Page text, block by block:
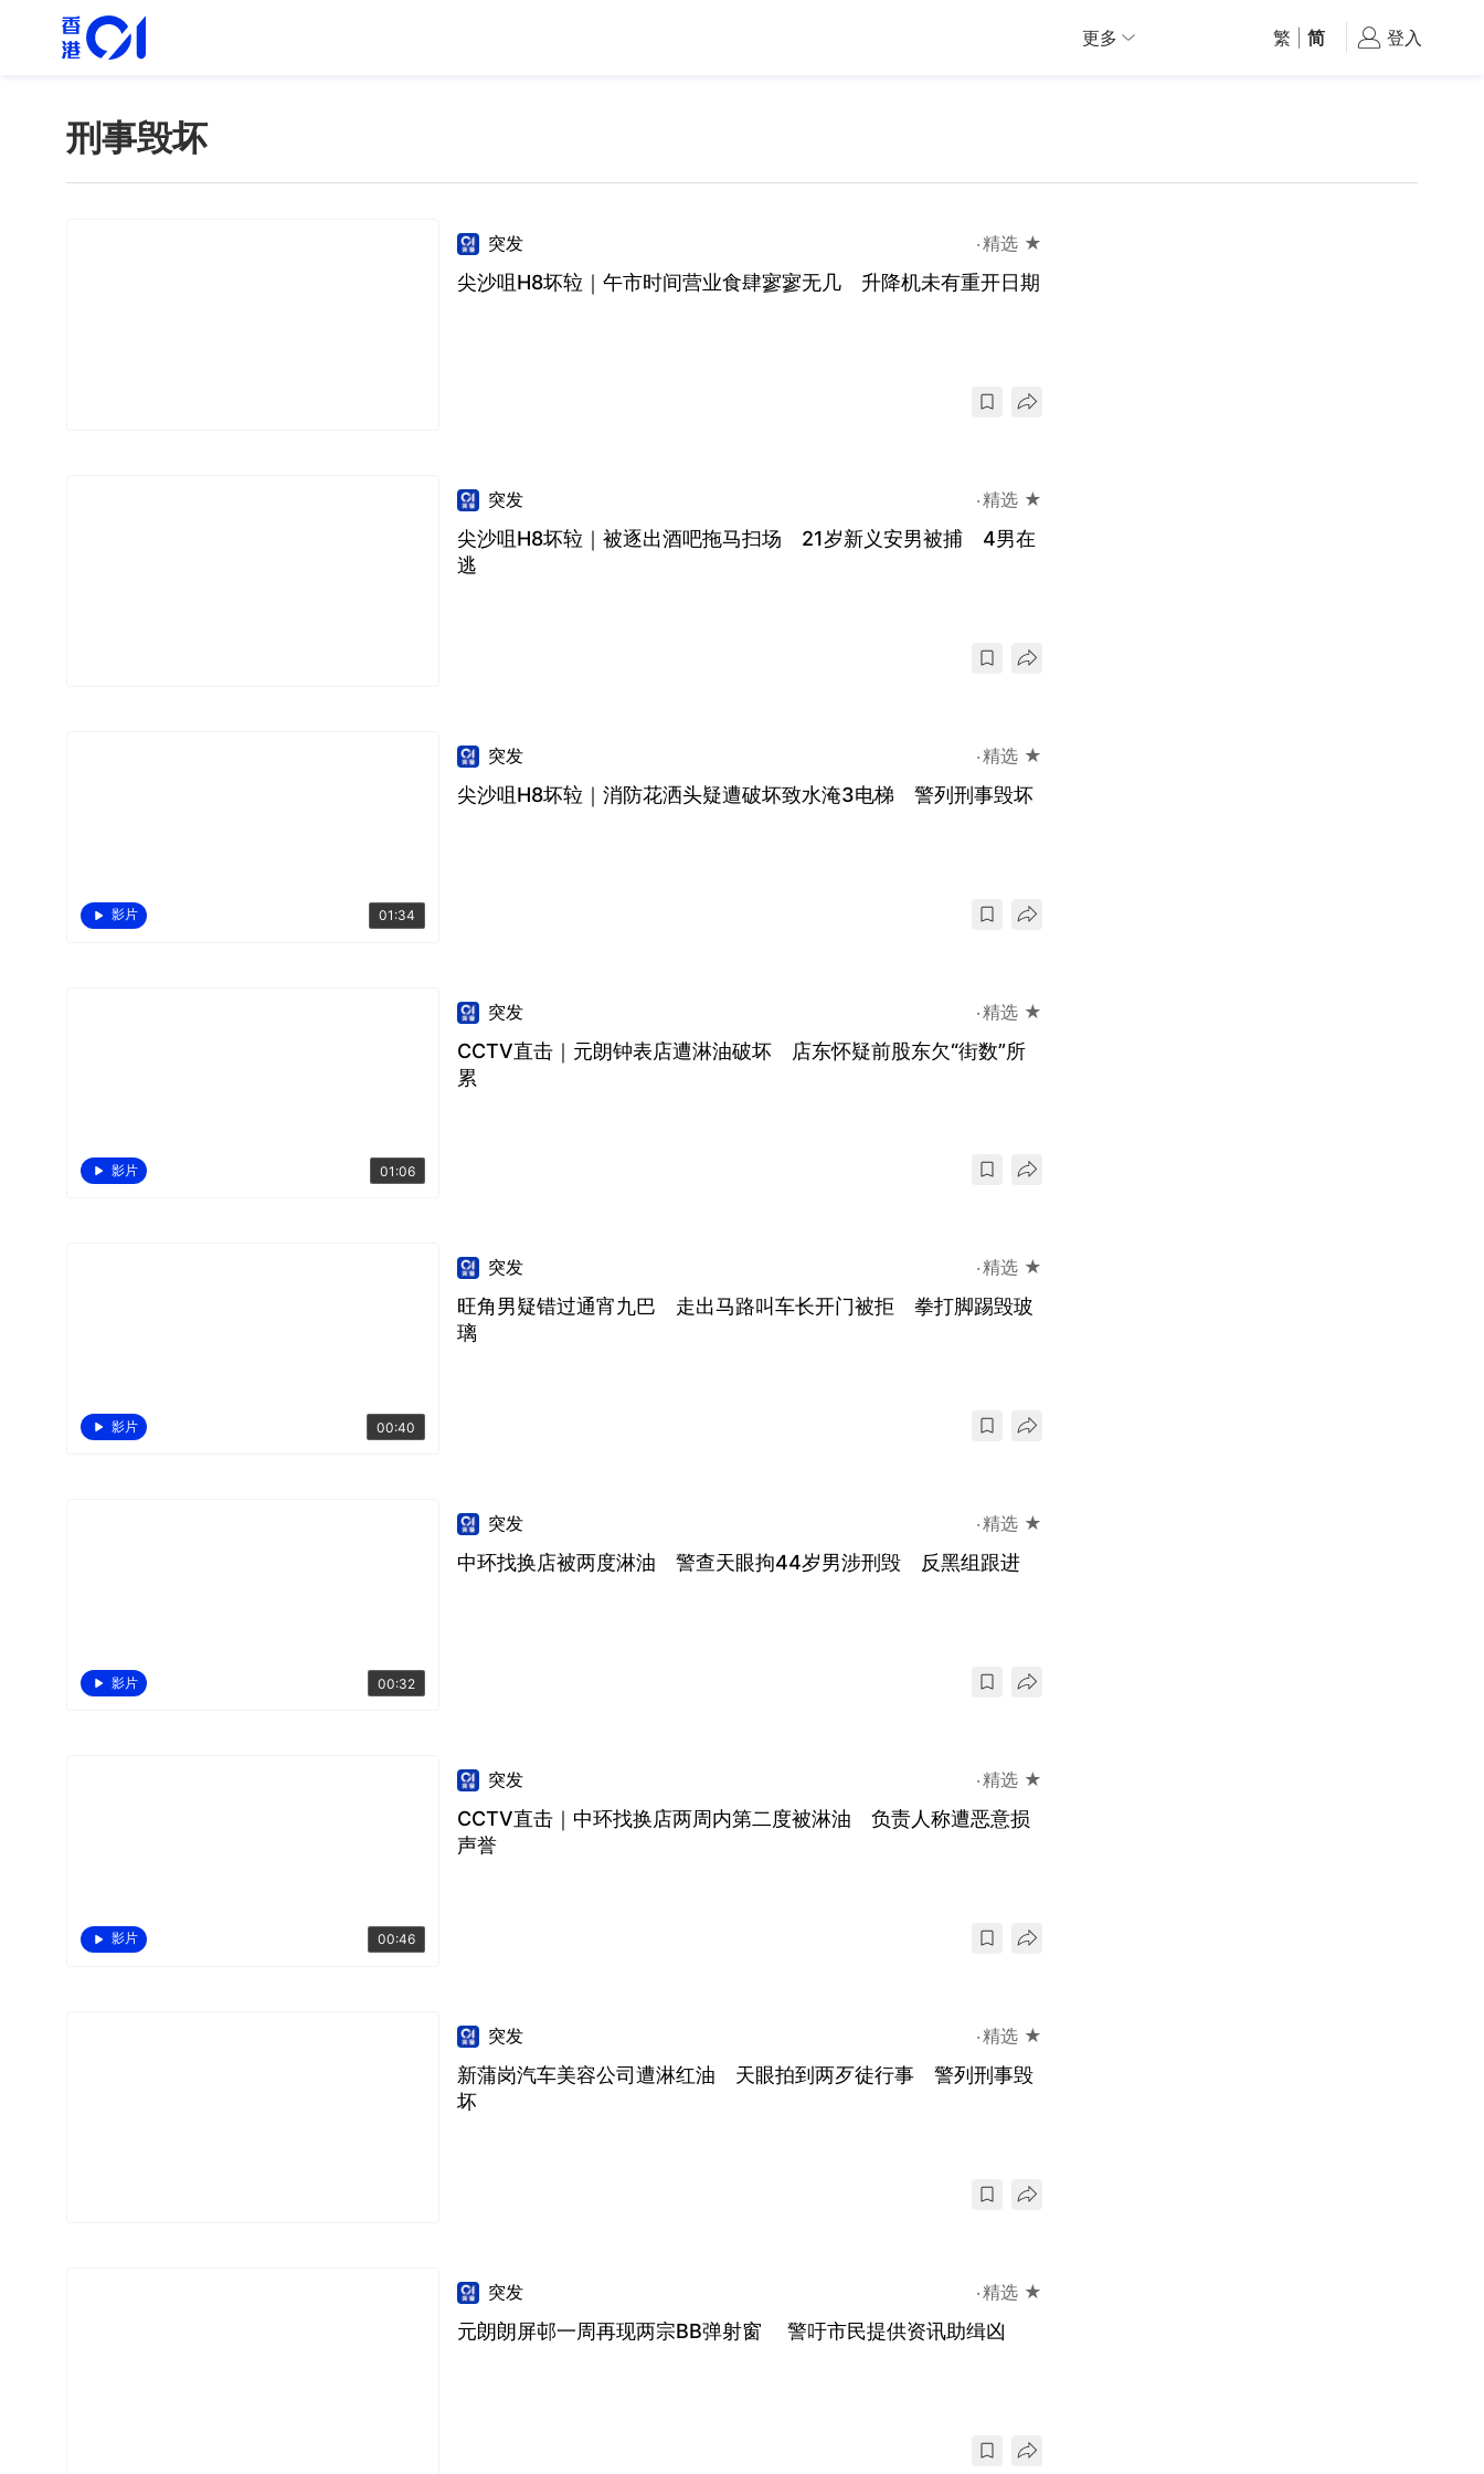
更多 繁 简 登入
刑事毁坏
突发 精选 ★
尖沙咀H8坏䢂｜午市时间营业食肆寥寥无几 升降机未有重开日期
突发 精选 ★
尖沙咀H8坏䢂｜被逐出酒吧拖马扫场 21岁新义安男被捕 4男在
逃
影片 01:34
突发 精选 ★
尖沙咀H8坏䢂｜消防花洒头疑遭破坏致水淹3电梯 警列刑事毁坏
影片 01:06
突发 精选 ★
CCTV直击｜元朗钟表店遭淋油破坏 店东怀疑前股东欠“街数”所
累
影片 00:40
突发 精选 ★
旺角男疑错过通宵九巴 走出马路叫车长开门被拒 拳打脚踢毁玻
璃
影片 00:32
突发 精选 ★
中环找换店被两度淋油 警查天眼拘44岁男涉刑毁 反黑组跟进
影片 00:46
突发 精选 ★
CCTV直击｜中环找换店两周内第二度被淋油 负责人称遭恶意损
声誉
突发 精选 ★
新蒲岗汽车美容公司遭淋红油 天眼拍到两歹徒行事 警列刑事毁
坏
突发 精选 ★
元朗朗屏邨一周再现两宗BB弹射窗 警吁市民提供资讯助缉凶